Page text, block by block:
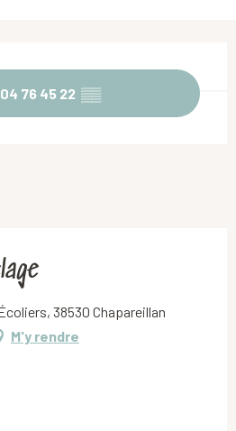
04 76 45 22 ▒▒
38530 Chapareillan
M'y rendre